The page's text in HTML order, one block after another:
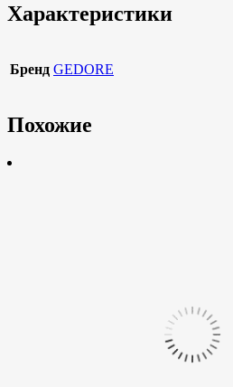
Характеристики
Бренд GEDORE
Похожие